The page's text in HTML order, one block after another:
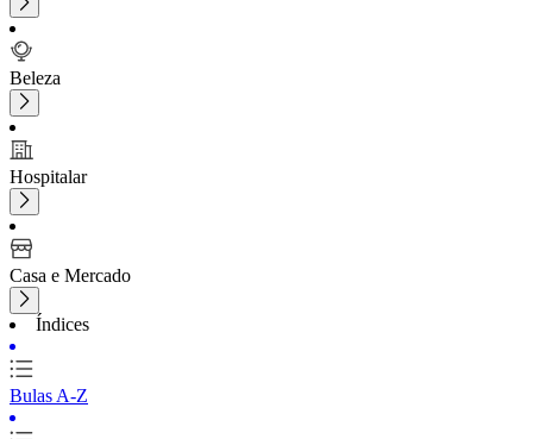
Beleza
Hospitalar
Casa e Mercado
Índices
Bulas A-Z